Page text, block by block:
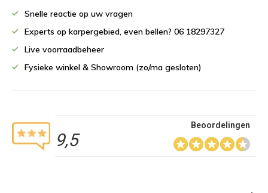
Snelle reactie op uw vragen
Experts op karpergebied, even bellen? 06 18297327
Live voorraadbeheer
Fysieke winkel & Showroom (zo/ma gesloten)
9,5
Beoordelingen